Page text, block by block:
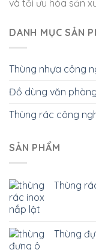
và tối ưu hóa sản
DANH MỤC SẢN
Thùng nhựa công
Đồ dùng văn phòng
Thùng rác công
SẢN PHẨM
Thùng
Thùng